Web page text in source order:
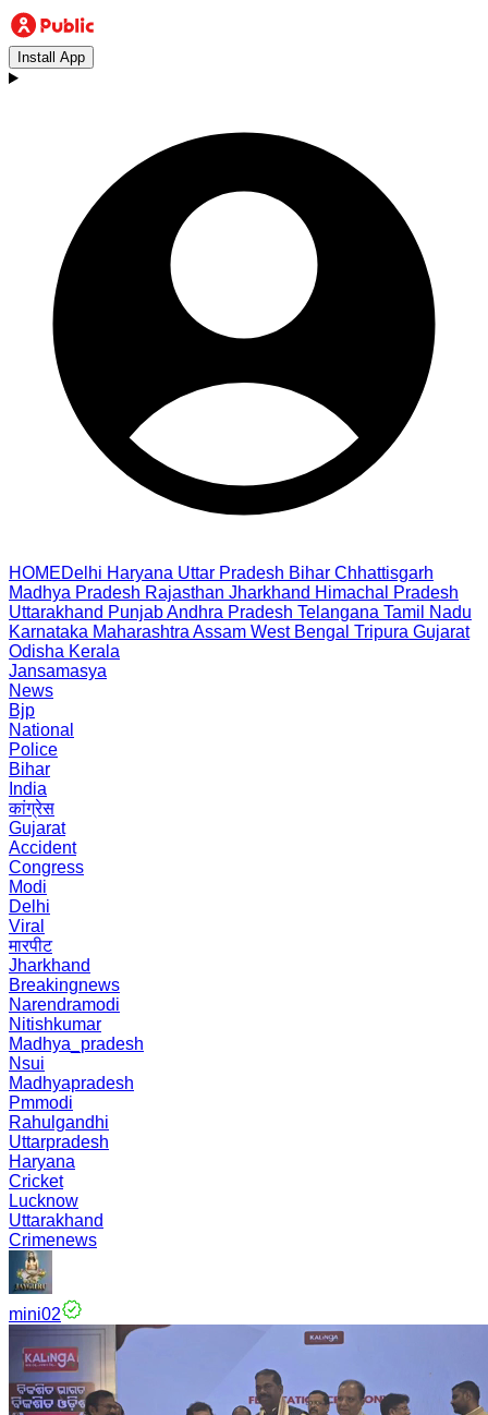
Install App
HOMEDelhi Haryana Uttar Pradesh Bihar Chhattisgarh
Madhya Pradesh Rajasthan Jharkhand Himachal Pradesh
Uttarakhand PunjabAndhra Pradesh Telangana Tamil Nadu
Karnataka Maharashtra Assam West Bengal Tripura Gujarat
Odisha Kerala
Jansamasya
News
Bjp
National
Police
Bihar
India
कांग्रेस
Gujarat
Accident
Congress
Modi
Delhi
Viral
मारपीट
Jharkhand
Breakingnews
Narendramodi
Nitishkumar
Madhya_pradesh
Nsui
Madhyapradesh
Pmmodi
Rahulgandhi
Uttarpradesh
Haryana
Cricket
Lucknow
Uttarakhand
Crimenews
mini02